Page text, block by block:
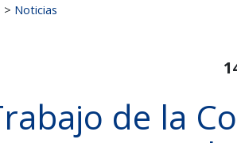
> Noticias
de la